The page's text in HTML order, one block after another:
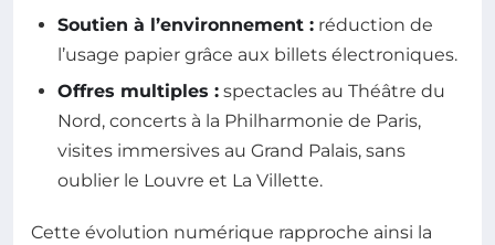
Soutien à l’environnement : réduction de
l’usage papier grâce aux billets électroniques.
Offres multiples : spectacles au Théâtre du
Nord, concerts à la Philharmonie de Paris,
visites immersives au Grand Palais, sans
oublier le Louvre et La Villette.
Cette évolution numérique rapproche ainsi la